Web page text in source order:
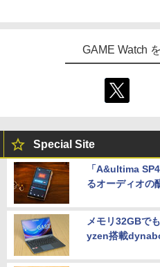
クグレー
国内2年保
￥2,530
GEAR
Vol.2
ダー+【
【中古】
or
GAME Watch
Special Site
「A&ultima
るオーディオの
メモリ32GBで
yzen搭載